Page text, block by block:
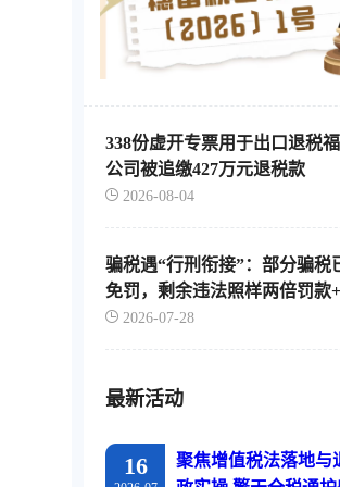
338份虚开专票用于出口退税
公司被追缴427万元退税款
2026-08-04
骗税遇“行刑衔接”：部分骗税
免罚，剩余违法照样两倍罚款
出口退税
2026-07-28
最新活动
16
聚焦增值税法落地与